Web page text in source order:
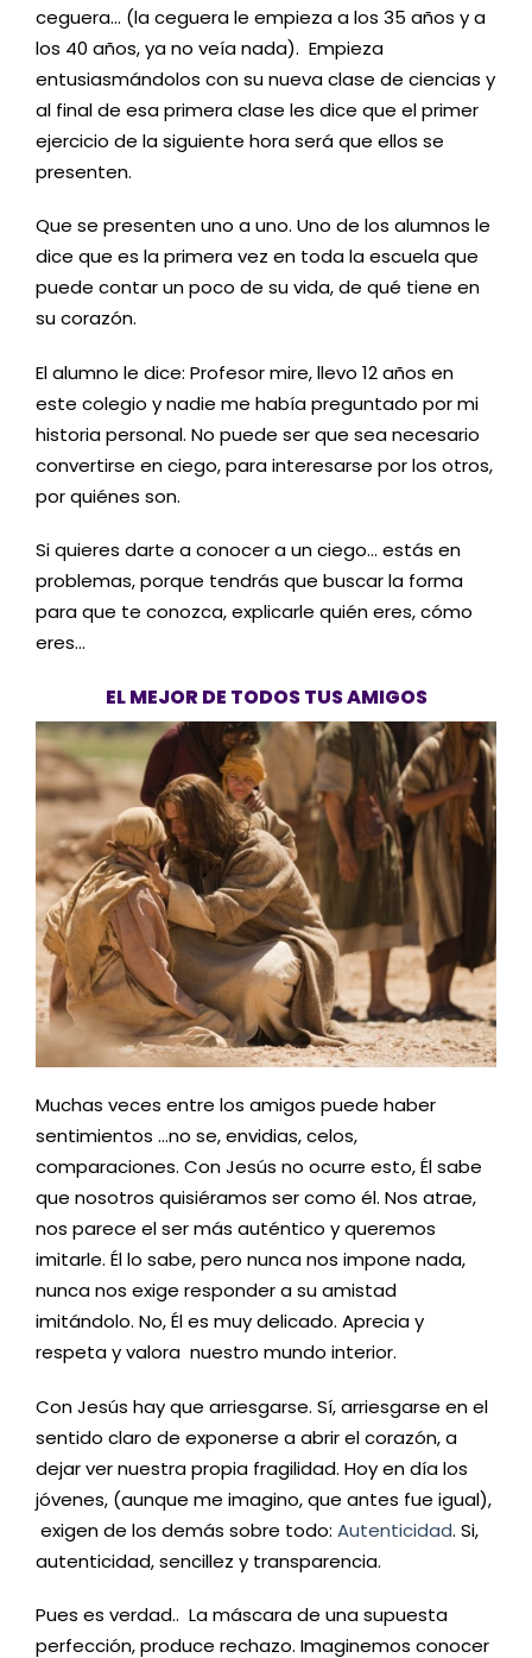
ceguera… (la ceguera le empieza a los 35 años y a
los 40 años, ya no veía nada). Empieza
entusiasmándolos con su nueva clase de ciencias y
al final de esa primera clase les dice que el primer
ejercicio de la siguiente hora será que ellos se
presenten.
Que se presenten uno a uno. Uno de los alumnos le
dice que es la primera vez en toda la escuela que
puede contar un poco de su vida, de qué tiene en
su corazón.
El alumno le dice: Profesor mire, llevo 12 años en
este colegio y nadie me había preguntado por mi
historia personal. No puede ser que sea necesario
convertirse en ciego, para interesarse por los otros,
por quiénes son.
Si quieres darte a conocer a un ciego… estás en
problemas, porque tendrás que buscar la forma
para que te conozca, explicarle quién eres, cómo
eres…
EL MEJOR DE TODOS TUS AMIGOS
Muchas veces entre los amigos puede haber
sentimientos …no se, envidias, celos,
comparaciones. Con Jesús no ocurre esto, Él sabe
que nosotros quisiéramos ser como él. Nos atrae,
nos parece el ser más auténtico y queremos
imitarle. Él lo sabe, pero nunca nos impone nada,
nunca nos exige responder a su amistad
imitándolo. No, Él es muy delicado. Aprecia y
respeta y valora nuestro mundo interior.
Con Jesús hay que arriesgarse. Sí, arriesgarse en el
sentido claro de exponerse a abrir el corazón, a
dejar ver nuestra propia fragilidad. Hoy en día los
jóvenes, (aunque me imagino, que antes fue igual),
exigen de los demás sobre todo: Autenticidad. Si,
autenticidad, sencillez y transparencia.
Pues es verdad.. La máscara de una supuesta
perfección, produce rechazo. Imaginemos conocer